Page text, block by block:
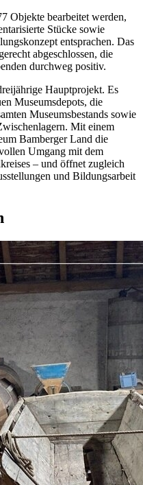
Objekte bearbeitet werden,
Stücke sowie
entsprachen. Das
abgeschlossen, die
durchweg positiv.
Hauptprojekt. Es
Museumsdepots, die
Museumsbestands sowie
Mit einem
Bamberger Land die
Umgang mit dem
– und öffnet zugleich
und Bildungsarbeit